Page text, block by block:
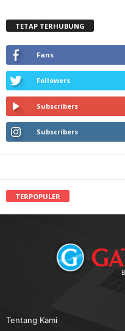
TETAP TERHUBUNG
Fans
Followers
Subscribers
Subscribers